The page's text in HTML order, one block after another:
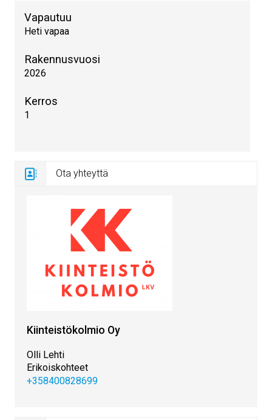
Vapautuu
Heti vapaa
Rakennusvuosi
2026
Kerros
1
Ota yhteyttä
Kiinteistökolmio Oy
Olli Lehti
Erikoiskohteet
+358400828699